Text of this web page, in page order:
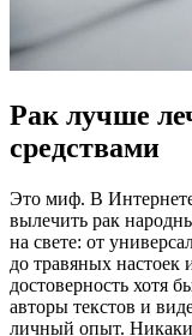
Рак лучше
средствами
Это миф. В
вылечить рак
на свете: от
до травяных
достоверность хотя
авторы текстов и
личный опыт.